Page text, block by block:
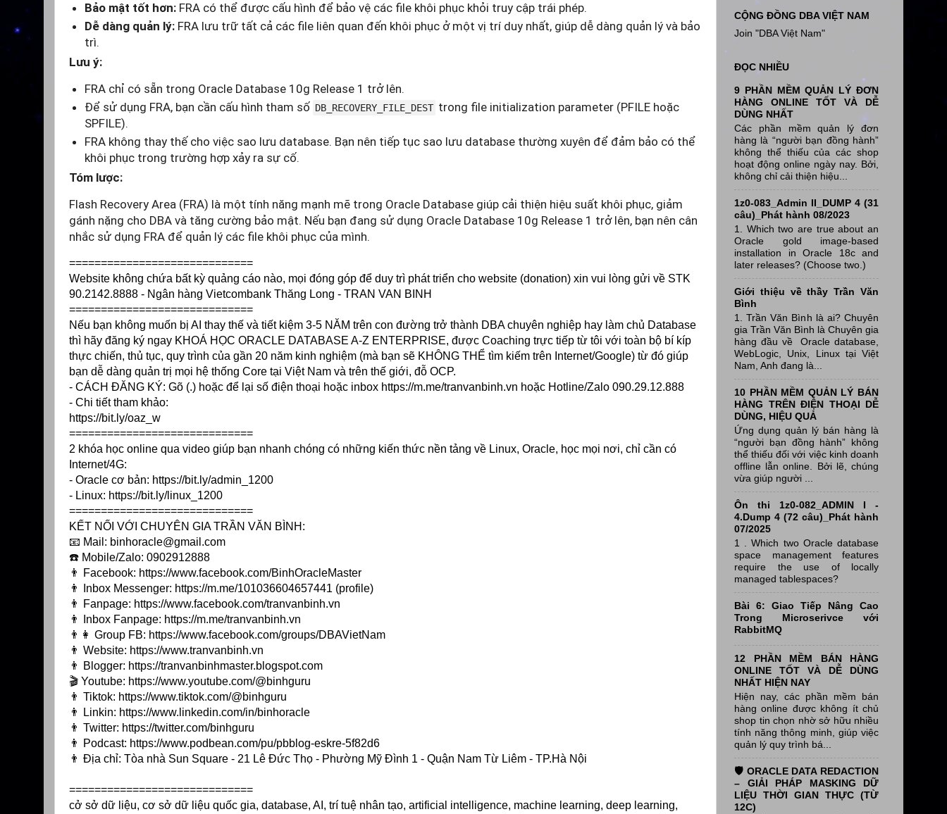
Bảo mật tốt hơn: FRA có thể được cấu hình để bảo vệ các file khôi phục khỏi truy cập trái phép.
Dễ dàng quản lý: FRA lưu trữ tất cả các file liên quan đến khôi phục ở một vị trí duy nhất, giúp dễ dàng quản lý và bảo
trì.
Lưu ý:
FRA chỉ có sẵn trong Oracle Database 10g Release 1 trở lên.
Để sử dụng FRA, bạn cần cấu hình tham số DB_RECOVERY_FILE_DEST trong file initialization parameter (PFILE hoặc
SPFILE).
FRA không thay thế cho việc sao lưu database. Bạn nên tiếp tục sao lưu database thường xuyên để đảm bảo có thể
khôi phục trong trường hợp xảy ra sự cố.
Tóm lược:
Flash Recovery Area (FRA) là một tính năng mạnh mẽ trong Oracle Database giúp cải thiện hiệu suất khôi phục, giảm
gánh nặng cho DBA và tăng cường bảo mật. Nếu bạn đang sử dụng Oracle Database 10g Release 1 trở lên, bạn nên cân
nhắc sử dụng FRA để quản lý các file khôi phục của mình.
=============================
Website không chứa bất kỳ quảng cáo nào, mọi đóng góp để duy trì phát triển cho website (donation) xin vui lòng gửi về STK
90.2142.8888 - Ngân hàng Vietcombank Thăng Long - TRAN VAN BINH
=============================
Nếu bạn không muốn bị AI thay thế và tiết kiệm 3-5 NĂM trên con đường trở thành DBA chuyên nghiệp hay làm chủ Database
thì hãy đăng ký ngay KHOÁ HỌC ORACLE DATABASE A-Z ENTERPRISE, được Coaching trực tiếp từ tôi với toàn bộ bí kíp
thực chiến, thủ tục, quy trình của gần 20 năm kinh nghiệm (mà bạn sẽ KHÔNG THỂ tìm kiếm trên Internet/Google) từ đó giúp
bạn dễ dàng quản trị mọi hệ thống Core tại Việt Nam và trên thế giới, đỗ OCP.
- CÁCH ĐĂNG KÝ: Gõ (.) hoặc để lại số điện thoại hoặc inbox https://m.me/tranvanbinh.vn hoặc Hotline/Zalo 090.29.12.888
- Chi tiết tham khảo:
https://bit.ly/oaz_w
=============================
2 khóa học online qua video giúp bạn nhanh chóng có những kiến thức nền tảng về Linux, Oracle, học mọi nơi, chỉ cần có
Internet/4G:
- Oracle cơ bản: https://bit.ly/admin_1200
- Linux: https://bit.ly/linux_1200
=============================
KẾT NỐI VỚI CHUYÊN GIA TRẦN VĂN BÌNH:
📧 Mail: binhoracle@gmail.com
☎️ Mobile/Zalo: 0902912888
👨 Facebook: https://www.facebook.com/BinhOracleMaster
👨 Inbox Messenger: https://m.me/101036604657441 (profile)
👨 Fanpage: https://www.facebook.com/tranvanbinh.vn
👨 Inbox Fanpage: https://m.me/tranvanbinh.vn
👨👩 Group FB: https://www.facebook.com/groups/DBAVietNam
👨 Website: https://www.tranvanbinh.vn
👨 Blogger: https://tranvanbinhmaster.blogspot.com
🎬 Youtube: https://www.youtube.com/@binhguru
👨 Tiktok: https://www.tiktok.com/@binhguru
👨 Linkin: https://www.linkedin.com/in/binhoracle
👨 Twitter: https://twitter.com/binhguru
👨 Podcast: https://www.podbean.com/pu/pbblog-eskre-5f82d6
👨 Địa chỉ: Tòa nhà Sun Square - 21 Lê Đức Thọ - Phường Mỹ Đình 1 - Quận Nam Từ Liêm - TP.Hà Nội
=============================
cở sở dữ liệu, cơ sở dữ liệu quốc gia, database, AI, trí tuệ nhân tạo, artificial intelligence, machine learning, deep learning,
CỘNG ĐỒNG DBA VIỆT NAM
Join "DBA Việt Nam"
ĐỌC NHIỀU
9 PHẦN MỀM QUẢN LÝ ĐƠN
HÀNG ONLINE TỐT VÀ DỄ
DÙNG NHẤT
Các phần mềm quản lý đơn
hàng là “người bạn đồng hành”
không thể thiếu của các shop
hoạt động online ngày nay. Bởi,
không chỉ cải thiện hiệu...
1z0-083_Admin II_DUMP 4 (31
câu)_Phát hành 08/2023
1. Which two are true about an
Oracle gold image-based
installation in Oracle 18c and
later releases? (Choose two.)
Giới thiệu về thầy Trần Văn
Bình
1. Trần Văn Bình là ai? Chuyên
gia Trần Văn Bình là Chuyên gia
hàng đầu về Oracle database,
WebLogic, Unix, Linux tại Việt
Nam, Anh đang là...
10 PHẦN MỀM QUẢN LÝ BÁN
HÀNG TRÊN ĐIỆN THOẠI DỄ
DÙNG, HIỆU QUẢ
Ứng dụng quản lý bán hàng là
“người bạn đồng hành” không
thể thiếu đối với việc kinh doanh
offline lẫn online. Bởi lẽ, chúng
vừa giúp người ...
Ôn thi 1z0-082_ADMIN I -
4.Dump 4 (72 câu)_Phát hành
07/2025
1 . Which two Oracle database
space management features
require the use of locally
managed tablespaces?
Bài 6: Giao Tiếp Nâng Cao
Trong Microserivce với
RabbitMQ
12 PHẦN MỀM BÁN HÀNG
ONLINE TỐT VÀ DỄ DÙNG
NHẤT HIỆN NAY
Hiện nay, các phần mềm bán
hàng online được không ít chủ
shop tin chọn nhờ sở hữu nhiều
tính năng thông minh, giúp việc
quản lý quy trình bá...
🛡️ ORACLE DATA REDACTION
– GIẢI PHÁP MASKING DỮ
LIỆU THỜI GIAN THỰC (TỪ
12C)